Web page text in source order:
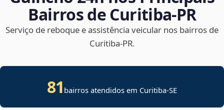
Bairros de Curitiba‑PR
Serviço de reboque e assistência veicular nos bairros de
Curitiba‑PR.
81 bairros atendidos em Curitiba-SE